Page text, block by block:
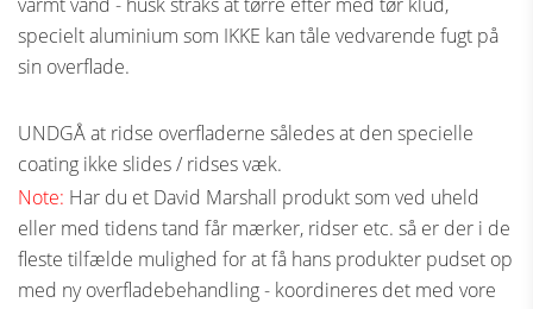
specielt aluminium som IKKE kan tåle vedvarende fugt på
sin overflade.
UNDGÅ at ridse overfladerne således at den specielle
coating ikke slides / ridses væk.
Note: Har du et David Marshall produkt som ved uheld
eller med tidens tand får mærker, ridser etc. så er der i de
fleste tilfælde mulighed for at få hans produkter pudset op
med ny overfladebehandling - koordineres det med vore